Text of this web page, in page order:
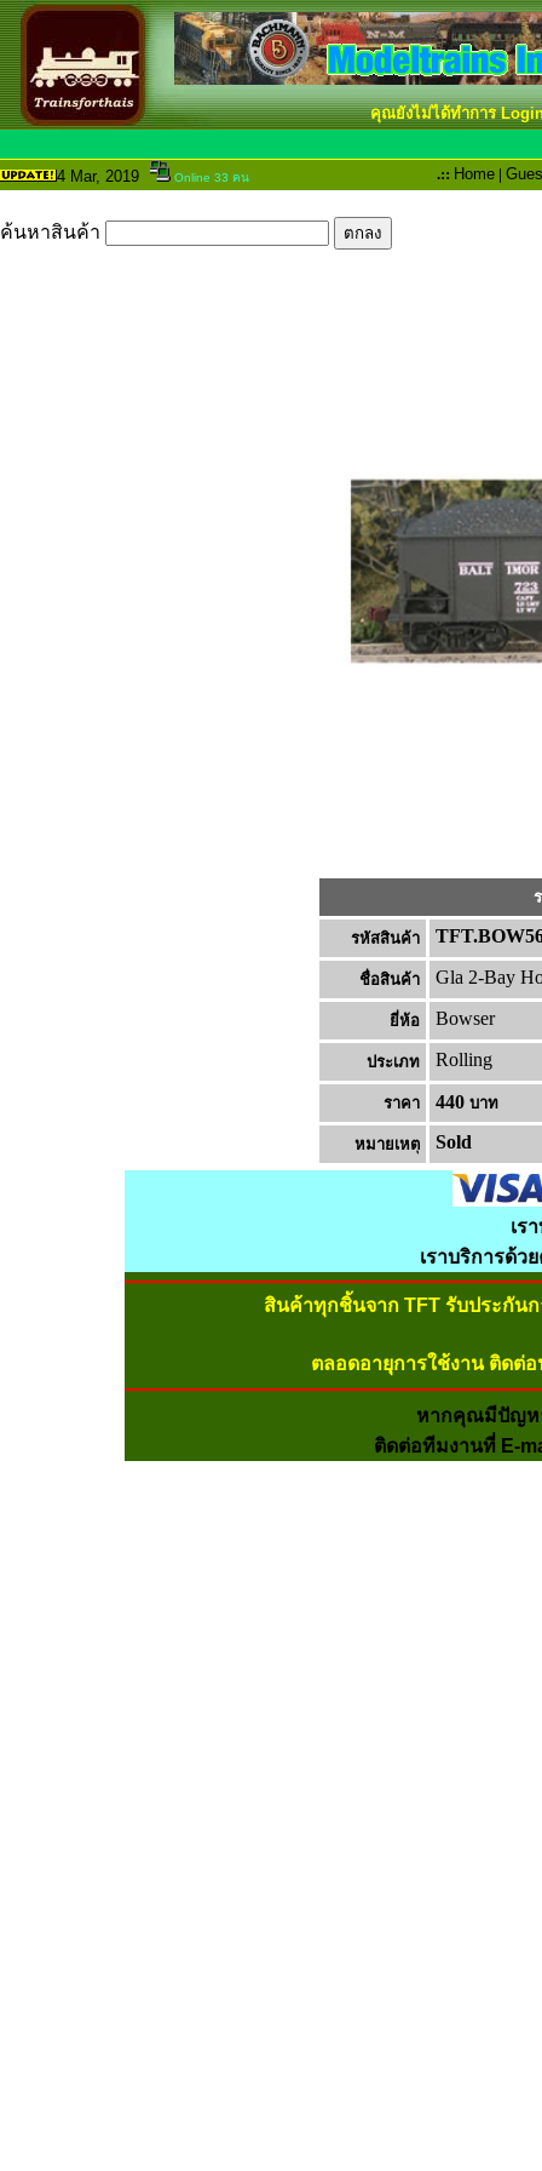
คุณยังไม่ได้ทำการ
4 Mar, 2019 Online 33 คน .:: Home |
ค้นหาสินค้า
รหัสสินค้า
ชื่อสินค้า Gla 2-Bay
ยี่ห้อ Bowser
ประเภท Rolling
ราคา 440 บาท
หมายเหต Sold
เร
เราบริการด้ว
สินค้าทุกชิ้นจาก TFT รับประกัน
ตลอดอายุการใช้งาน ติดต่
หากคุณมีปัญห
ติดต่อทีมงานที่ E-